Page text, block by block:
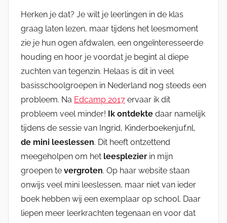
Herken je dat? Je wilt je leerlingen in de klas
graag laten lezen, maar tijdens het leesmoment
zie je hun ogen afdwalen, een ongeïnteresseerde
houding en hoor je voordat je begint al diepe
zuchten van tegenzin. Helaas is dit in veel
basisschoolgroepen in Nederland nog steeds een
probleem. Na Edcamp 2017 ervaar ik dit
probleem veel minder! Ik ontdekte daar namelijk
tijdens de sessie van Ingrid, Kinderboekenjuf.nl,
de mini leeslessen. Dit heeft ontzettend
meegeholpen om het leesplezier in mijn
groepen te vergroten. Op haar website staan
onwijs veel mini leeslessen, maar niet van ieder
boek hebben wij een exemplaar op school. Daar
liepen meer leerkrachten tegenaan en voor dat